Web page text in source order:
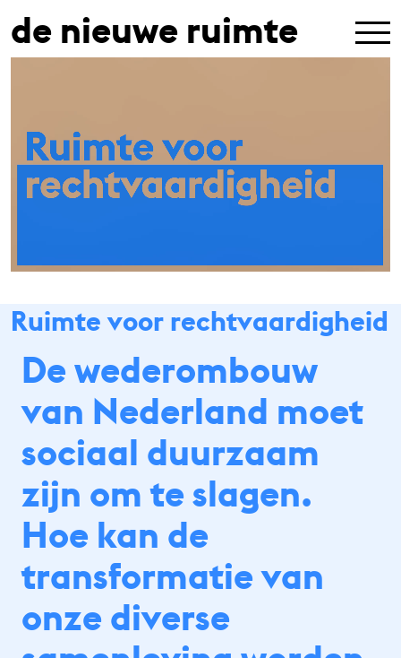
de nieuwe ruimte
Ruimte voor rechtvaardigheid
De wederombouw
van Nederland moet
sociaal duurzaam
zijn om te slagen.
Hoe kan de
transformatie van
onze diverse